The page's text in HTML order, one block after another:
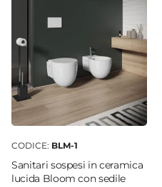
CODICE: BLM-1
Sanitari sospesi in ceramica
lucida Bloom con sedile